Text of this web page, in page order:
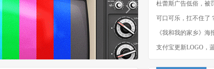
杜蕾斯广告低俗，被
可口可乐，扛不住了
《我和我的家乡》海
支付宝更新LOGO，